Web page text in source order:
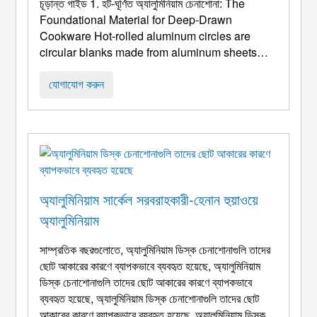
Foundational Material for Deep-Drawn
Cookware Hot-rolled aluminum circles are
circular blanks made from aluminum sheets
দ্বারা অনুসরণ. ঠান্ডা-ঘূর্ণিত উপকরণ তুলনায়, তাদের মূল মূল্য শস্য
যোগাযোগ করুন
অ্যালুমিনিয়াম সার্কেল সরবরাহকারী-হেনান হুয়াওয়ে
অ্যালুমিনিয়াম
সাম্প্রতিক বছরগুলোতে, অ্যালুমিনিয়াম ডিস্ক চেনাশোনাগুলি তাদের
ছোট আকারের কারণে ব্যাপকভাবে ব্যবহৃত হয়েছে, অ্যালুমিনিয়াম
ডিস্ক চেনাশোনাগুলি তাদের ছোট আকারের কারণে ব্যাপকভাবে
ব্যবহৃত হয়েছে, অ্যালুমিনিয়াম ডিস্ক চেনাশোনাগুলি তাদের ছোট